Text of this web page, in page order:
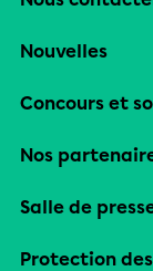
Nouvelles
Concours et
Nos
Salle de
Protection